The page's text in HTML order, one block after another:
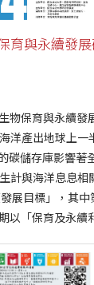
育與永續發
物保育與永續發
洋產出地球上一
碳儲存庫影響著
計與海洋息息相
展目標」，其中
以「保育及永續